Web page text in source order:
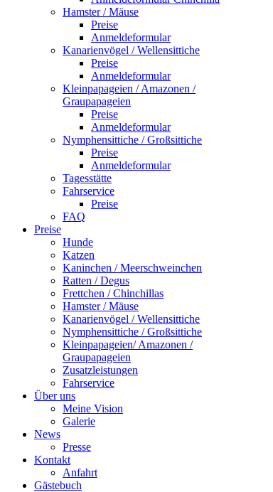
Hamster / Mäuse
Preise
Anmeldeformular
Kanarienvögel / Wellensittiche
Preise
Anmeldeformular
Kleinpapageien / Amazonen /
Graupapageien
Preise
Anmeldeformular
Nymphensittiche / Großsittiche
Preise
Anmeldeformular
Tagesstätte
Fahrservice
Preise
FAQ
Preise
Hunde
Katzen
Kaninchen / Meerschweinchen
Ratten / Degus
Frettchen / Chinchillas
Hamster / Mäuse
Kanarienvögel / Wellensittiche
Nymphensittiche / Großsittiche
Kleinpapageien/ Amazonen /
Graupapageien
Zusatzleistungen
Fahrservice
Über uns
Meine Vision
Galerie
News
Presse
Kontakt
Anfahrt
Gästebuch